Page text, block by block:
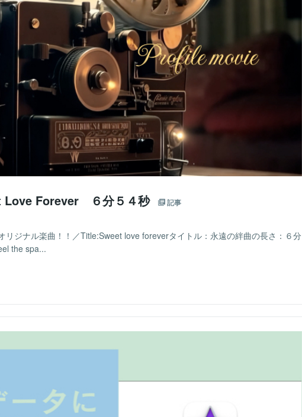
Love Forever ６分５４秒 記事
リジナル楽曲！！／Title:Sweet love foreverタイトル：永遠の絆曲の長さ：６分
the spa...